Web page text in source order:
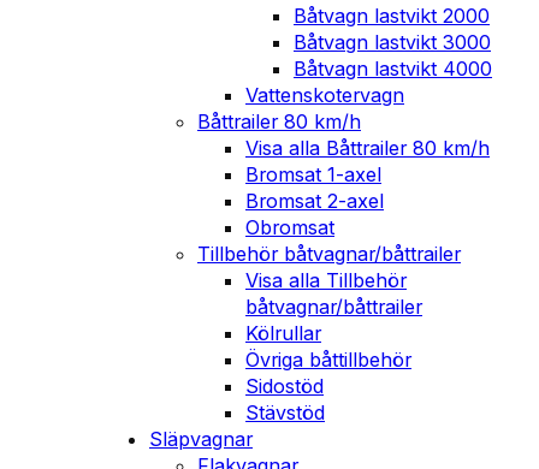
Båtvagn lastvikt 2000
Båtvagn lastvikt 3000
Båtvagn lastvikt 4000
Vattenskotervagn
Båttrailer 80 km/h
Visa alla Båttrailer 80 km/h
Bromsat 1-axel
Bromsat 2-axel
Obromsat
Tillbehör båtvagnar/båttrailer
Visa alla Tillbehör
båtvagnar/båttrailer
Kölrullar
Övriga båttillbehör
Sidostöd
Stävstöd
Släpvagnar